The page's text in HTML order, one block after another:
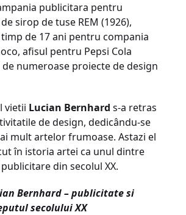
publicitara pentru
sirop de tuse REM (1926),
de 17 ani pentru compania
afisul pentru Pepsi Cola
de numeroase proiecte de design
vietii Lucian Bernhard s-a retras
de design, dedicându-se
mult artelor frumoase. Astazi el
în istoria artei ca unul dintre
din secolul XX.
Bernhard – publicitate si
secolului XX